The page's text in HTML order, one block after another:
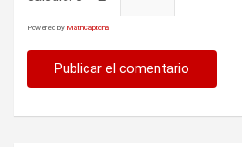
Powered by MathCaptcha